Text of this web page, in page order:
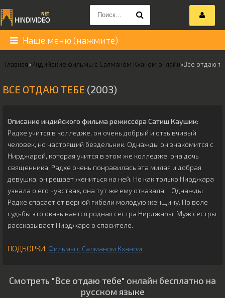
Наше меню (нажмите)
Главная»Индийские фильмы с Салманом Кханом онлайн»Все отдаю
ВСЕ ОТДАЮ ТЕБЕ (2003)
Описание индийского фильма режиссёра Сатиш Каушик:
Радхе учится в колледже, он очень добрый и отзывчивый
человек, но настоящий бездельник. Однажды он знакомится с
Нирджарой, которая учится в этом же колледже, она дочь
священника. Радхе очень понравилась эта милая и добрая
девушка, он решает жениться на ней. Но как только Нирджара
узнала о его чувствах, она тут же ему отказала… Однажды
Радхе спасает от верной гибели молодую женщину. По воле
судьбы это оказывается родная сестра Нирджары. Муж сестры
рассказывает Нирджаре о спасителе.
ПОДБОРКИ: Фильмы с Салманом Кханом
Смотреть "Все отдаю тебе" онлайн бесплатно на
русском языке